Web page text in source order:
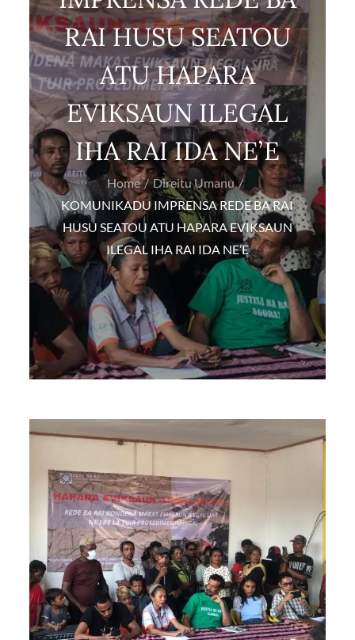
RAI HUSU SEATOU
ATU HAPARA
EVIKSAUN ILEGAL
IHA RAI IDA NE’E
Home
Direitu Umanu
KOMUNIKADU IMPRENSA REDE BA RAI
HUSU SEATOU ATU HAPARA EVIKSAUN
ILEGAL IHA RAI IDA NE’E